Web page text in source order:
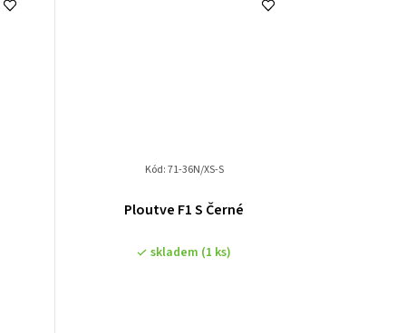
Ploutve F1 S Černé
skladem (1 ks)
Kód:71-36N/XS-S